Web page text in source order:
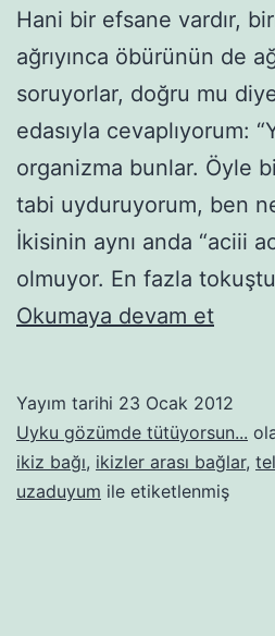
Hani bir efsane vardır,
ağrıyınca öbürünün de
soruyorlar, doğru mu
edasıyla cevaplıyorum:
organizma bunlar. Öyle
tabi uyduruyorum, ben
İkisinin aynı anda “aciii
olmuyor. En fazla
Okumaya devam etBeni
kopsun
Yayım tarihi 23 Ocak 2012
Uyku gözümde tütüyorsun...
ikiz bağı, ikizler arası bağlar,
uzaduyum ile etiketlenmiş